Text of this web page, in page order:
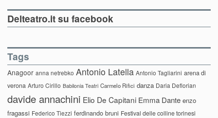
Delteatro.it su facebook
Tags
Anagoor anna netrebko Antonio Latella Antonio Tagliarini arena di
verona Arturo Cirillo Babilonia Teatri Carmelo Rifici danza Daria Deflorian
davide annachini Elio De Capitani Emma Dante enzo
fragassi Federico Tiezzi ferdinando bruni Festival delle colline torinesi